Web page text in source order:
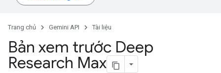
Trang chủ Gemini API Tài liệu
Bản xem trước Deep
Research Max